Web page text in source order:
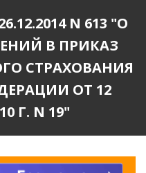
N 613 "О
В ПРИКАЗ
СТРАХОВАНИЯ
ОТ 12
Г. N 19"